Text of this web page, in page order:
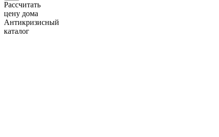
Рассчитать
цену дома
Антикризисный
каталог